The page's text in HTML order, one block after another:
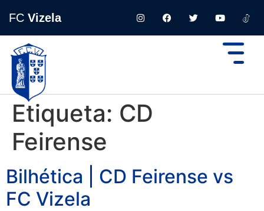
FC Vizela
Etiqueta: CD
Feirense
Bilhética | CD Feirense vs
FC Vizela